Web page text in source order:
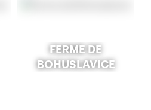
FERME DE
BOHUSLAVICE